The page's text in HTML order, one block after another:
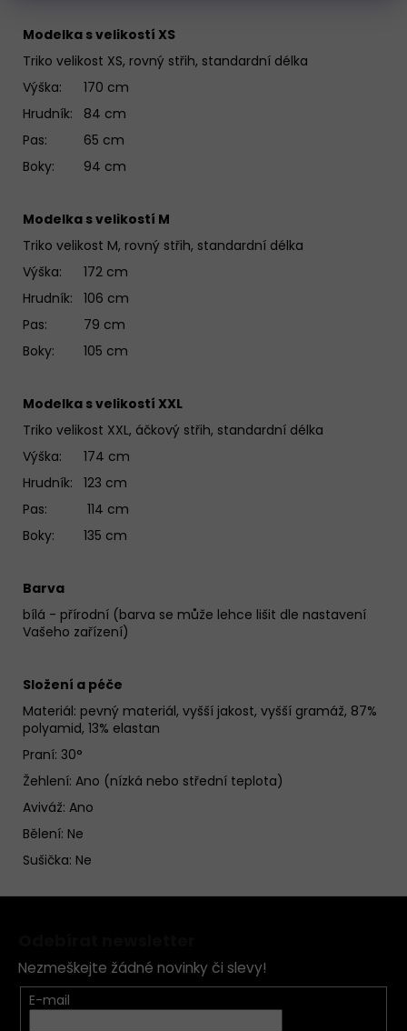
Modelka s velikostí XS
Triko velikost XS, rovný střih, standardní délka
Výška: 170 cm
Hrudník: 84 cm
Pas: 65 cm
Boky: 94 cm
Modelka s velikostí M
Triko velikost M, rovný střih, standardní délka
Výška: 172 cm
Hrudník: 106 cm
Pas: 79 cm
Boky: 105 cm
Modelka s velikostí XXL
Triko velikost XXL, áčkový střih, standardní délka
Výška: 174 cm
Hrudník: 123 cm
Pas: 114 cm
Boky: 135 cm
Barva
bílá - přírodní (barva se může lehce lišit dle nastavení
Vašeho zařízení)
Složení a péče
Materiál: pevný materiál, vyšší jakost, vyšší gramáž, 87%
polyamid, 13% elastan
Praní: 30°
Žehlení: Ano (nízká nebo střední teplota)
Aviváž: Ano
Bělení: Ne
Sušička: Ne
Nezmeškejte žádné novinky či slevy!
E-mail